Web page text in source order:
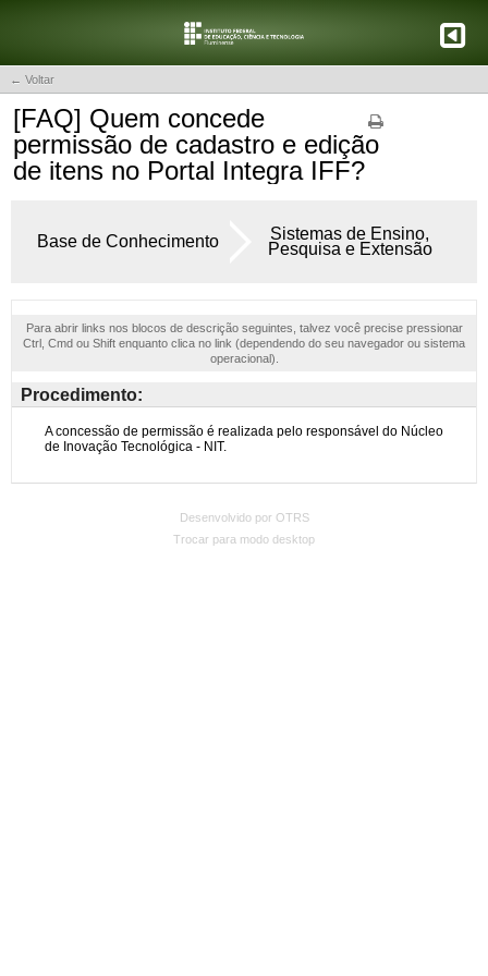
← Voltar
[FAQ] Quem concede
permissão de cadastro e edição
de itens no Portal Integra IFF?
Base de Conhecimento
Sistemas de Ensino,
Pesquisa e Extensão
Para abrir links nos blocos de descrição seguintes, talvez você precise pressionar
Ctrl, Cmd ou Shift enquanto clica no link (dependendo do seu navegador ou sistema
operacional).
Procedimento:
Desenvolvido por OTRS
Trocar para modo desktop